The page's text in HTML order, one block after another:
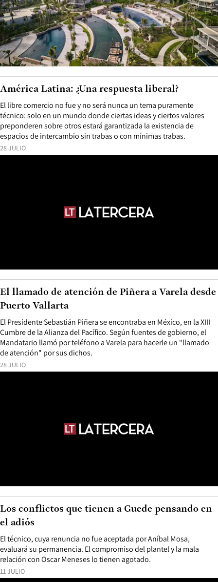
28 JULIO
El libre comercio no fue y no será nunca un tema puramente
técnico: solo en un mundo donde ciertas ideas y ciertos valores
preponderen sobre otros estará garantizada la existencia de
espacios de intercambio sin trabas o con mínimas trabas.
América Latina: ¿Una respuesta liberal?
28 JULIO
El Presidente Sebastián Piñera se encontraba en México, en la XIII
Cumbre de la Alianza del Pacífico. Según fuentes de gobierno, el
Mandatario llamó por teléfono a Varela para hacerle un "llamado
de atención" por sus dichos.
El llamado de atención de Piñera a Varela desde
Puerto Vallarta
11 JULIO
El técnico, cuya renuncia no fue aceptada por Aníbal Mosa,
evaluará su permanencia. El compromiso del plantel y la mala
relación con Oscar Meneses lo tienen agotado.
Los conflictos que tienen a Guede pensando en
el adiós